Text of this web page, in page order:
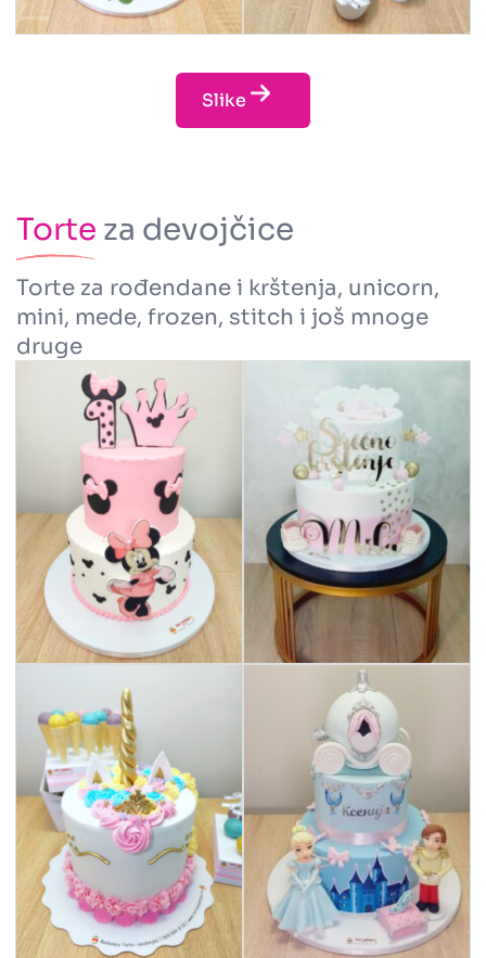
Slike
Torte za devojčice
Torte za rođendane i krštenja, unicorn,
mini, mede, frozen, stitch i još mnoge
druge